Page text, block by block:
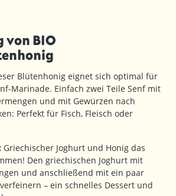
von BIO
Blütenhonig eignet sich optimal für
Marinade. Einfach zwei Teile Senf mit
und mit Gewürzen nach
Perfekt für Fisch, Fleisch oder
Griechischer Joghurt und Honig das
Den griechischen Joghurt mit
und anschließend mit ein paar
– ein schnelles Dessert und